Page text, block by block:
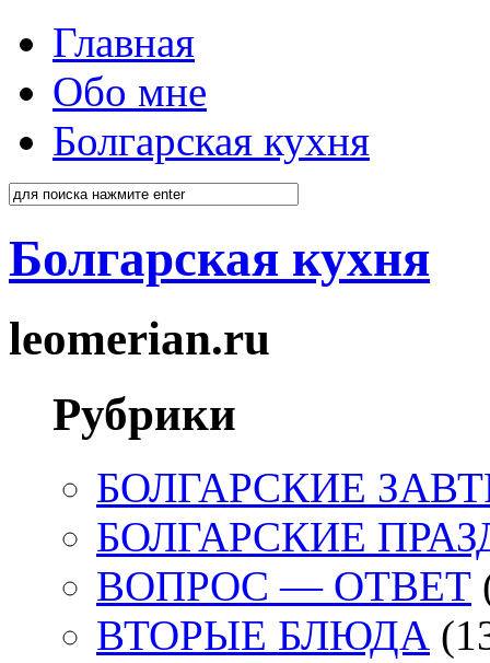
Главная
Обо мне
Болгарская кухня
Болгарская кухня
leomerian.ru
Рубрики
БОЛГАРСКИЕ
БОЛГАРСКИЕ
ВОПРОС — ОТВЕТ
ВТОРЫЕ БЛЮДА